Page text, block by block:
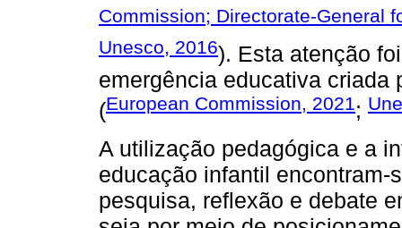
Commission; Directorate-General
Unesco, 2016). Esta atenção
emergência educativa criada
(European Commission, 2021;
A utilização pedagógica e a
educação infantil
pesquisa, reflexão e debate